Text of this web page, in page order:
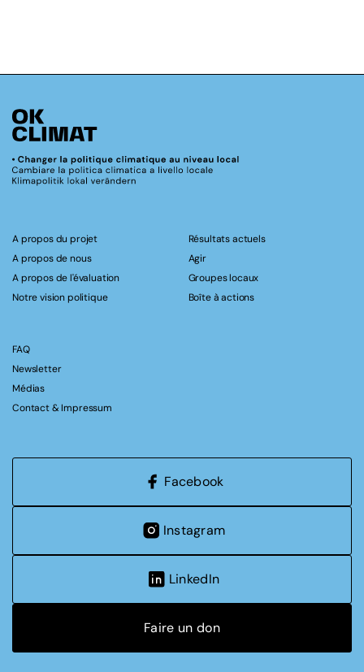
A propos du projet
A propos de nous
A propos de l'évaluation
Notre vision politique
Résultats actuels
Agir
Groupes locaux
Boîte à actions
FAQ
Newsletter
Médias
Contact & Impressum
Facebook
Instagram
LinkedIn
Faire un don